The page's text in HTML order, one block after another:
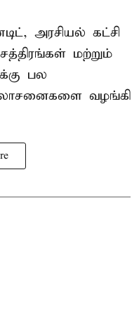
அரசியல் கட்சி
மற்றும்
பல
வழங்கி